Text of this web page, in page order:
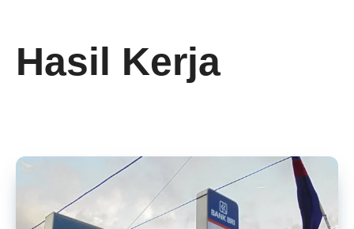
Hasil Kerja